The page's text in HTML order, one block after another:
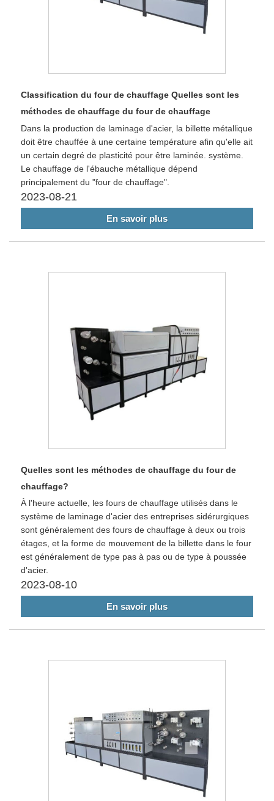
Classification du four de chauffage Quelles sont les
méthodes de chauffage du four de chauffage
Dans la production de laminage d'acier, la billette métallique
doit être chauffée à une certaine température afin qu'elle ait
un certain degré de plasticité pour être laminée. système.
Le chauffage de l'ébauche métallique dépend
principalement du "four de chauffage".
2023-08-21
En savoir plus
Quelles sont les méthodes de chauffage du four de
chauffage?
À l'heure actuelle, les fours de chauffage utilisés dans le
système de laminage d'acier des entreprises sidérurgiques
sont généralement des fours de chauffage à deux ou trois
étages, et la forme de mouvement de la billette dans le four
est généralement de type pas à pas ou de type à poussée
d'acier.
2023-08-10
En savoir plus